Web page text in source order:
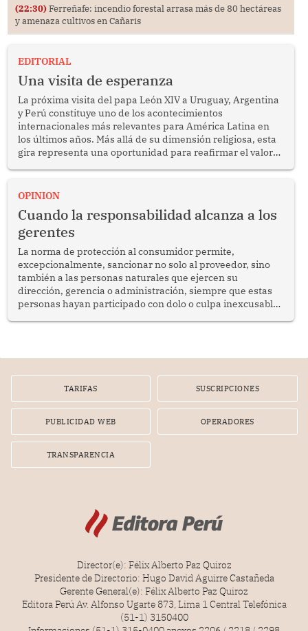
(22:30) Ferreñafe: incendio forestal arrasa más de 80 hectáreas
y amenaza cultivos en Cañaris
EDITORIAL
Una visita de esperanza
La próxima visita del papa León XIV a Uruguay, Argentina
y Perú constituye uno de los acontecimientos
internacionales más relevantes para América Latina en
los últimos años. Más allá de su dimensión religiosa, esta
gira representa una oportunidad para reafirmar el valor
enfrenta desafíos en materia de desarrollo, cohesión
OPINION
Cuando la responsabilidad alcanza a los
gerentes
La norma de protección al consumidor permite,
excepcionalmente, sancionar no solo al proveedor, sino
también a las personas naturales que ejercen su
dirección, gerencia o administración, siempre que estas
personas hayan participado con dolo o culpa inexcusable
por la frustrada realización de un meet and greet con
TARIFAS SUSCRIPCIONES
PUBLICIDAD WEB OPERADORES
TRANSPARENCIA
Director(e): Félix Alberto Paz Quiroz
Presidente de Directorio: Hugo David Aguirre Castañeda
Gerente General(e): Félix Alberto Paz Quiroz
Editora Perú Av. Alfonso Ugarte 873, Lima 1 Central Telefónica
(51-1) 3150400